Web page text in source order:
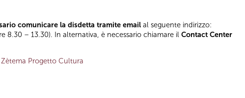
comunicare la disdetta tramite email al seguente indirizzo:
8.30 – 13.30). In alternativa, è necessario chiamare il Contact Center
Zètema Progetto Cultura